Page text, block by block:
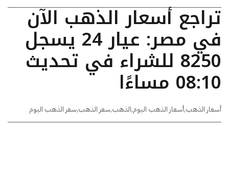
تراجع أسعار الذهب الآن
في مصر: عيار 24 يسجل
8250 للشراء في تحديث
08:10 مساءًا
أسعار الذهب,أسعار الذهب اليوم,الذهب,سعر الذهب,سعر الذهب اليوم